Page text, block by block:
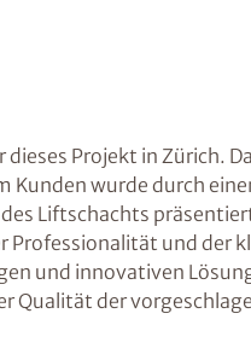
Projekt in Zürich.
Kunden wurde durch
Liftschachts
Professionalität und der
und innovativen
Qualität der